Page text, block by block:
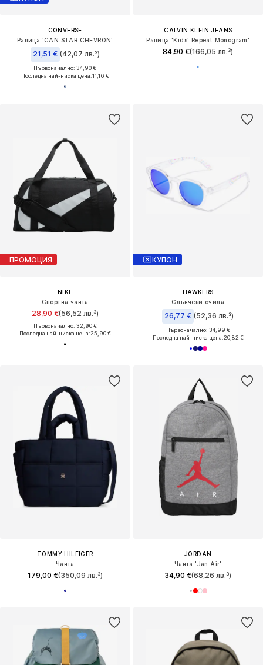
CONVERSE
Раница 'CAN STAR CHEVRON'
21,51 € (42,07 лв.³)
Първоначално: 34,90 €
Последна най-ниска цена:11,16 €
CALVIN KLEIN JEANS
Раница 'Kids' Repeat Monogram'
84,90 €(166,05 лв.³)
ПРОМОЦИЯ
NIKE
Спортна чанта
28,90 €(56,52 лв.³)
Първоначално: 32,90 €
Последна най-ниска цена:25,90 €
КУПОН
HAWKERS
Слънчеви очила
26,77 € (52,36 лв.³)
Първоначално: 34,99 €
Последна най-ниска цена:20,82 €
TOMMY HILFIGER
Чанта
179,00 €(350,09 лв.³)
JORDAN
Чанта 'Jan Air'
34,90 €(68,26 лв.³)